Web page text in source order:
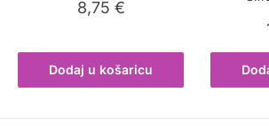
8,75 €
Dodaj u košaricu